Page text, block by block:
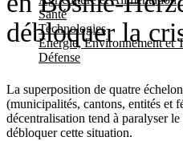
Santé
Technologies
Energie, Environnement et
Défense
débloquer la
La superposition de quatre
(municipalités, cantons, entités et
décentralisation tend à paralyser
débloquer cette situation.